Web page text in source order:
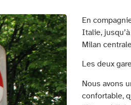
En
Italie,
Milan
Les deux
Nous avons
confortable,